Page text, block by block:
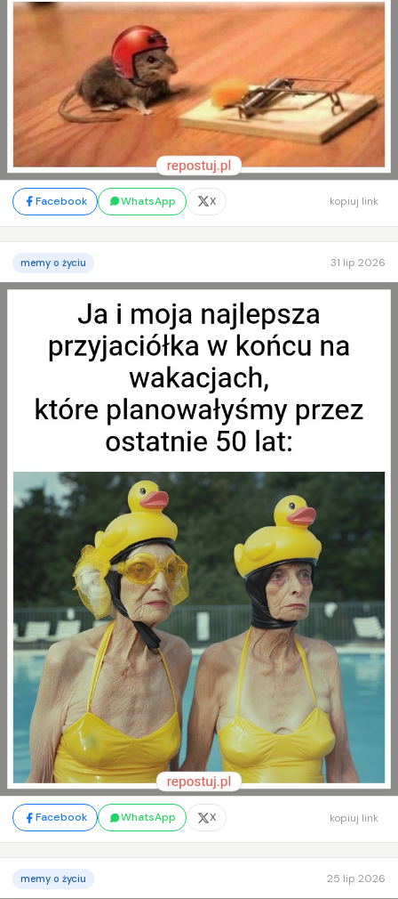
Facebook WhatsApp X kopiuj link
memy o życiu 31 lip 2026
Facebook WhatsApp X kopiuj link
memy o życiu 25 lip 2026